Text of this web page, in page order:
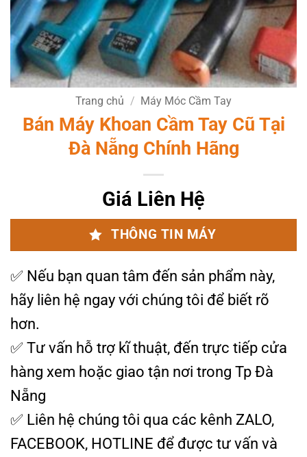
Trang chủ / Máy Móc Cầm Tay
Bán Máy Khoan Cầm Tay Cũ Tại
Đà Nẵng Chính Hãng
Giá Liên Hệ
THÔNG TIN MÁY
✅ Nếu bạn quan tâm đến sản phẩm này,
hãy liên hệ ngay với chúng tôi để biết rõ
hơn.
✅ Tư vấn hỗ trợ kĩ thuật, đến trực tiếp cửa
hàng xem hoặc giao tận nơi trong Tp Đà
Nẵng
✅ Liên hệ chúng tôi qua các kênh ZALO,
FACEBOOK, HOTLINE để được tư vấn và